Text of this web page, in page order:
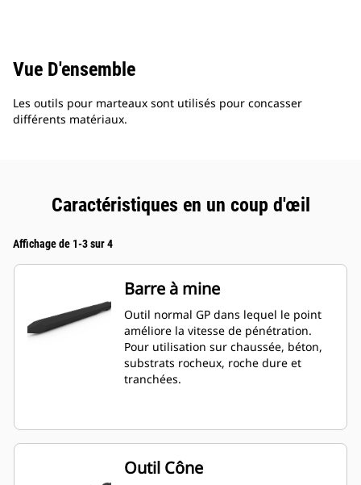
Vue D'ensemble
Les outils pour marteaux sont utilisés pour concasser
différents matériaux.
Caractéristiques en un coup d'œil
Affichage de 1-3 sur 4
Barre à mine
Outil normal GP dans lequel le point
améliore la vitesse de pénétration.
Pour utilisation sur chaussée, béton,
substrats rocheux, roche dure et
tranchées.
Outil Cône